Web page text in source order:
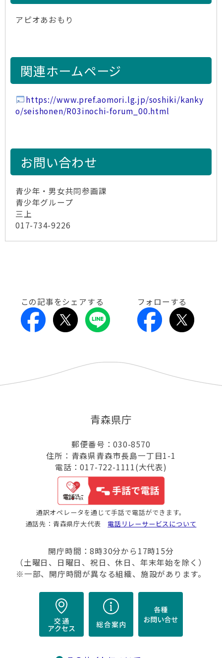
アピオあおもり
関連ホームページ
https://www.pref.aomori.lg.jp/soshiki/kanky
o/seishonen/R03inochi-forum_00.html
お問い合わせ
青少年・男女共同参画課
青少年グループ
三上
017-734-9226
この記事をシェアする フォローする
青森県庁
郵便番号：030-8570
住所：青森県青森市長島一丁目1-1
電話：017-722-1111(大代表)
通訳オペレータを通じて手話で電話ができます。
通話先：青森県庁大代表 電話リレーサービスについて
開庁時間：8時30分から17時15分
（土曜日、日曜日、祝日、休日、年末年始を除く）
※一部、開庁時間が異なる組織、施設があります。